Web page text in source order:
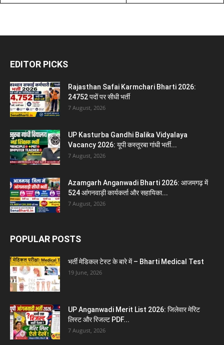
EDITOR PICKS
Rajasthan Safai Karmchari Bharti 2026:
24752 पदों पर सीधी भर्ती
7 August, 2026
UP Kasturba Gandhi Balika Vidyalaya
Vacancy 2026: यूपी कस्तूरबा गांधी भर्ती...
7 August, 2026
Azamgarh Anganwadi Bharti 2026: आजमगढ़ में
524 आंगनवाड़ी कार्यकर्ता और सहायिका...
7 August, 2026
POPULAR POSTS
भर्ती मेडिकल टेस्ट के बारे में – Bharti Medical Test
19 June, 2026
UP Anganwadi Merit List 2026: जिलेवार मेरिट
लिस्ट और रिजल्ट PDF...
7 August, 2026